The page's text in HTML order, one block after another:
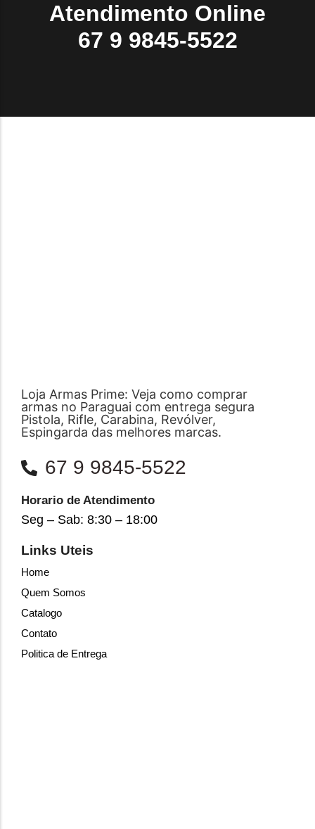
Atendimento Online
67 9 9845-5522
Loja Armas Prime: Veja como comprar
armas no Paraguai com entrega segura
Pistola, Rifle, Carabina, Revólver,
Espingarda das melhores marcas.
67 9 9845-5522
Horario de Atendimento
Seg – Sab: 8:30 – 18:00
Links Uteis
Home
Quem Somos
Catalogo
Contato
Politica de Entrega